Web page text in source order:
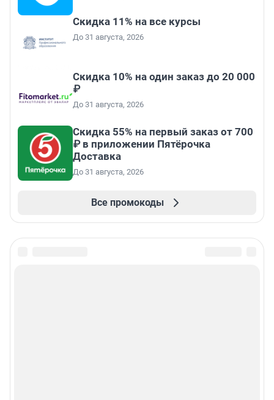
Скидка 11% на все курсы
До 31 августа, 2026
Скидка 10% на один заказ до 20 000
₽
До 31 августа, 2026
Скидка 55% на первый заказ от 700
₽ в приложении Пятёрочка
Доставка
До 31 августа, 2026
Все промокоды